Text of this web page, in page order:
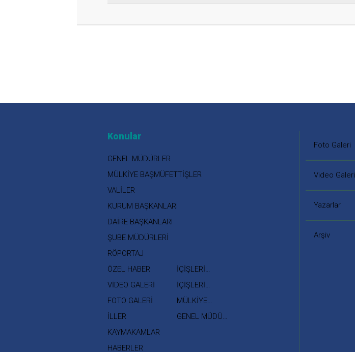
Foto Galeri
Video Galeri
Yazarlar
Arşiv
Konular
GENEL MÜDÜRLER
MÜLKİYE BAŞMÜFETTİŞLER
VALİLER
KURUM BAŞKANLARI
DAİRE BAŞKANLARI
ŞUBE MÜDÜRLERİ
RÖPORTAJ
ÖZEL HABER
VİDEO GALERİ
FOTO GALERİ
İLLER
KAYMAKAMLAR
HABERLER
İÇİŞLERİ
BAKANI
İÇİŞLERİ
BAKAN
MÜLKİYE
MÜFETTİŞLERİ
GENEL MÜDÜR